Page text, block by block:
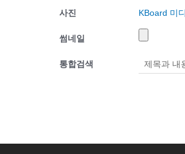
사진 KBoard 미
썸네일
통합검색